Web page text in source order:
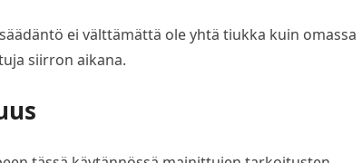
ei välttämättä ole yhtä tiukka kuin omassa
siirron aikana.